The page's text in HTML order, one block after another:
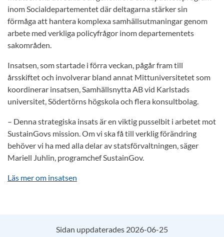
inom Socialdepartementet där deltagarna stärker sin
förmåga att hantera komplexa samhällsutmaningar genom
arbete med verkliga policyfrågor inom departementets
sakområden.
Insatsen, som startade i förra veckan, pågår fram till
årsskiftet och involverar bland annat Mittuniversitetet som
koordinerar insatsen, Samhällsnytta AB vid Karlstads
universitet, Södertörns högskola och flera konsultbolag.
– Denna strategiska insats är en viktig pusselbit i arbetet mot
SustainGovs mission. Om vi ska få till verklig förändring
behöver vi ha med alla delar av statsförvaltningen, säger
Mariell Juhlin, programchef SustainGov.
Läs mer om insatsen
Sidan uppdaterades 2026-06-25